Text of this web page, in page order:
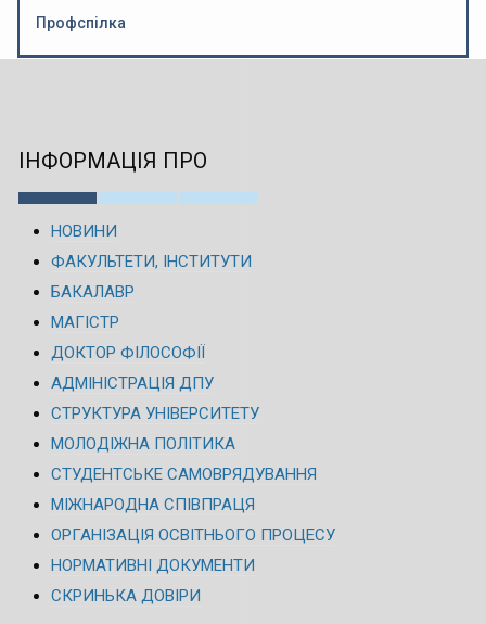
Профспілка
ІНФОРМАЦІЯ ПРО
НОВИНИ
ФАКУЛЬТЕТИ, ІНСТИТУТИ
БАКАЛАВР
МАГІСТР
ДОКТОР ФІЛОСОФІЇ
АДМІНІСТРАЦІЯ ДПУ
СТРУКТУРА УНІВЕРСИТЕТУ
МОЛОДІЖНА ПОЛІТИКА
СТУДЕНТСЬКЕ САМОВРЯДУВАННЯ
МІЖНАРОДНА СПІВПРАЦЯ
ОРГАНІЗАЦІЯ ОСВІТНЬОГО ПРОЦЕСУ
НОРМАТИВНІ ДОКУМЕНТИ
СКРИНЬКА ДОВІРИ